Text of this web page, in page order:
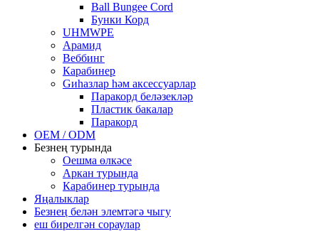
Ball Bungee Cord
Бунки Корд
UHMWPE
Арамид
Веббинг
Карабинер
Gиһазлар һәм аксессуарлар
Паракорд беләзекләр
Пластик бакалар
Паракорд
OEM / ODM
Безнең турында
Оешма өлкәсе
Аркан турында
Карабинер турында
Яңалыклар
Безнең белән элемтәгә чыгу
еш бирелгән сораулар